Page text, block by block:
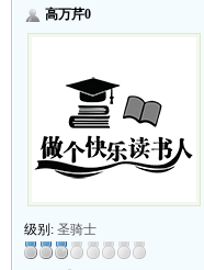
高万芹0
级别: 圣骑士